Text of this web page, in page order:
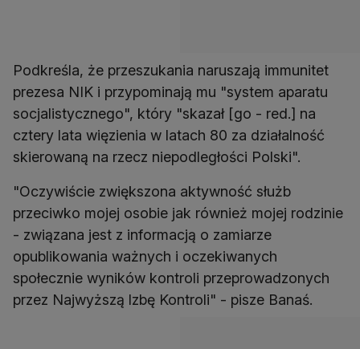
Podkreśla, że przeszukania naruszają immunitet
prezesa NIK i przypominają mu "system aparatu
socjalistycznego", który "skazał [go - red.] na
cztery lata więzienia w latach 80 za działalność
skierowaną na rzecz niepodległości Polski".
"Oczywiście zwiększona aktywność służb
przeciwko mojej osobie jak również mojej rodzinie
- związana jest z informacją o zamiarze
opublikowania ważnych i oczekiwanych
społecznie wyników kontroli przeprowadzonych
przez Najwyższą lzbę Kontroli" - pisze Banaś.